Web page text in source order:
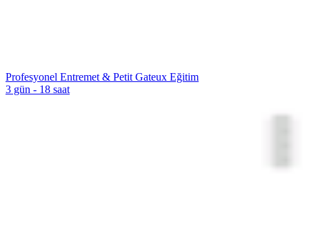
Profesyonel Entremet & Petit Gateux Eğitim
3 gün - 18 saat